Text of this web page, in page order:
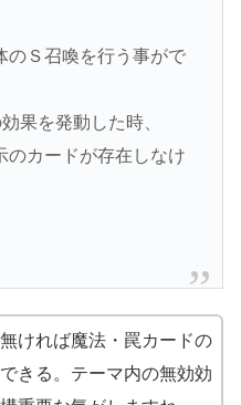
のＳ召喚を行う事がで
果を発動した時、
のカードが存在しなけ
ければ魔法・罠カードの
きる。テーマ内の無効効